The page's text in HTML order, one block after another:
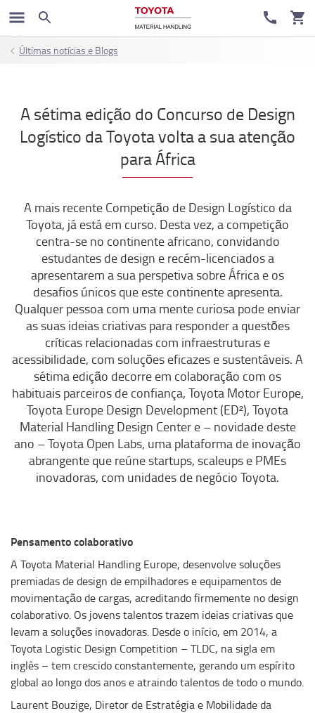
Últimas notícias e Blogs
A sétima edição do Concurso de Design
Logístico da Toyota volta a sua atenção
para África
A mais recente Competição de Design Logístico da
Toyota, já está em curso. Desta vez, a competição
centra-se no continente africano, convidando
estudantes de design e recém-licenciados a
apresentarem a sua perspetiva sobre África e os
desafios únicos que este continente apresenta.
Qualquer pessoa com uma mente curiosa pode enviar
as suas ideias criativas para responder a questões
críticas relacionadas com infraestruturas e
acessibilidade, com soluções eficazes e sustentáveis. A
sétima edição decorre em colaboração com os
habituais parceiros de confiança, Toyota Motor Europe,
Toyota Europe Design Development (ED²), Toyota
Material Handling Design Center e – novidade deste
ano – Toyota Open Labs, uma plataforma de inovação
abrangente que reúne startups, scaleups e PMEs
inovadoras, com unidades de negócio Toyota.
Pensamento colaborativo
A Toyota Material Handling Europe, desenvolve soluções
premiadas de design de empilhadores e equipamentos de
movimentação de cargas, acreditando firmemente no design
colaborativo. Os jovens talentos trazem ideias criativas que
levam a soluções inovadoras. Desde o início, em 2014, a
Toyota Logistic Design Competition – TLDC, na sigla em
inglês – tem crescido constantemente, gerando um espírito
global ao longo dos anos e atraindo talentos de todo o mundo.
Laurent Bouzige, Diretor de Estratégia e Mobilidade da